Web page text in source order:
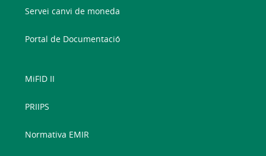
Servei canvi de moneda
Portal de Documentació
MiFID II
PRIIPS
Normativa EMIR